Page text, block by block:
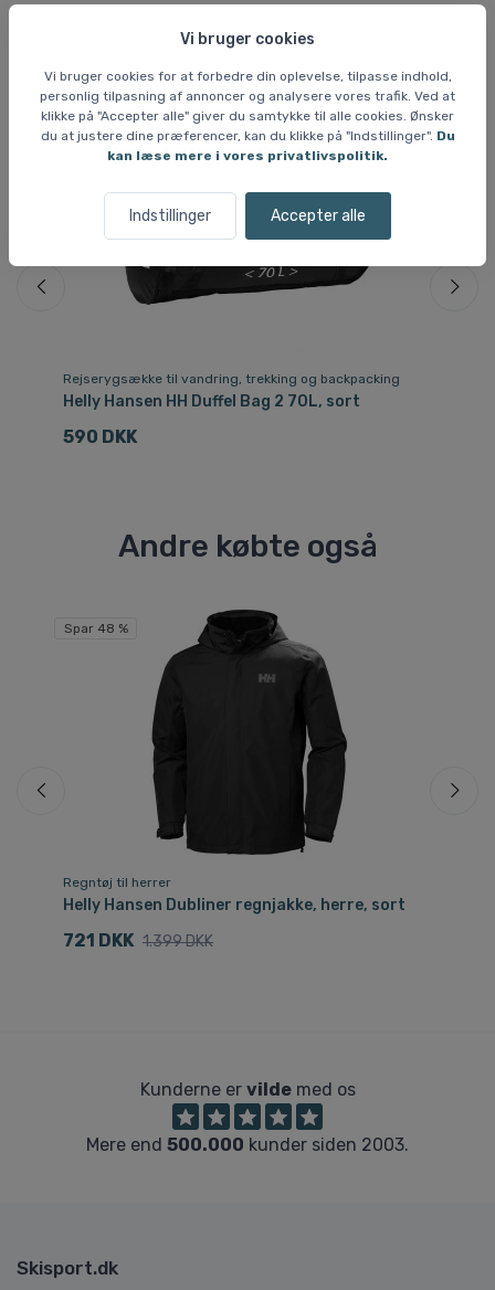
Vi bruger cookies
Vi bruger cookies for at forbedre din oplevelse, tilpasse indhold,
personlig tilpasning af annoncer og analysere vores trafik. Ved at
klikke på "Accepter alle" giver du samtykke til alle cookies. Ønsker
du at justere dine præferencer, kan du klikke på "Indstillinger". Du
kan læse mere i vores privatlivspolitik.
Indstillinger Accepter alle
Lignende varer
Rejserygsække til vandring, trekking og backpacking
Helly Hansen HH Duffel Bag 2 70L, sort
590 DKK
Andre købte også
Spar 48 %
Regntøj til herrer
Helly Hansen Dubliner regnjakke, herre, sort
721 DKK 1.399 DKK
Kunderne er vildemed os
Mere end 500.000 kunder siden 2003.
Skisport.dk